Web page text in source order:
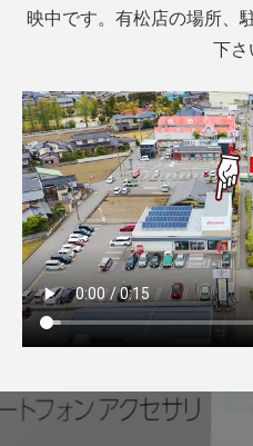
映中です。有松店の場所、
下さ